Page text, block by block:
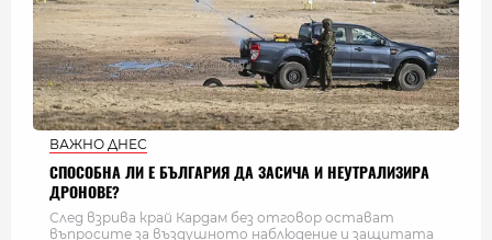
ВАЖНО ДНЕС
СПОСОБНА ЛИ Е БЪЛГАРИЯ ДА ЗАСИЧА И НЕУТРАЛИЗИРА
ДРОНОВЕ?
След взрива край Кардам без отговор остават
въпросите за въздушното наблюдение и защитата